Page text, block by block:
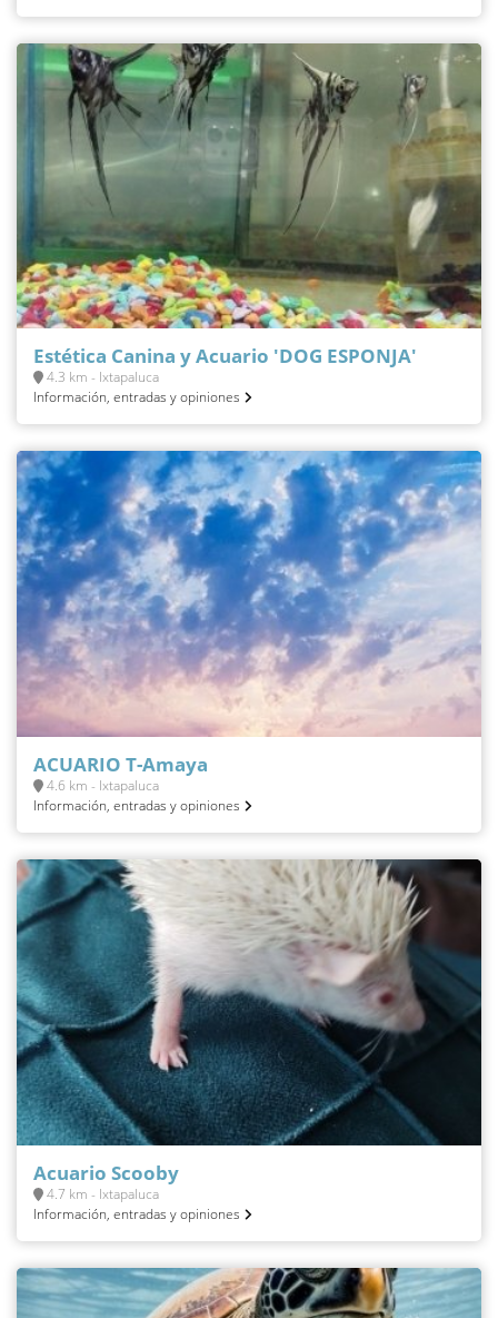
Estética Canina y Acuario 'DOG ESPONJA'
4.3 km - Ixtapaluca
Información, entradas y opiniones
ACUARIO T-Amaya
4.6 km - Ixtapaluca
Información, entradas y opiniones
Acuario Scooby
4.7 km - Ixtapaluca
Información, entradas y opiniones